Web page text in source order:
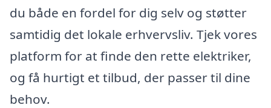
du både en fordel for dig selv og støtter
samtidig det lokale erhvervsliv. Tjek vores
platform for at finde den rette elektriker,
og få hurtigt et tilbud, der passer til dine
behov.